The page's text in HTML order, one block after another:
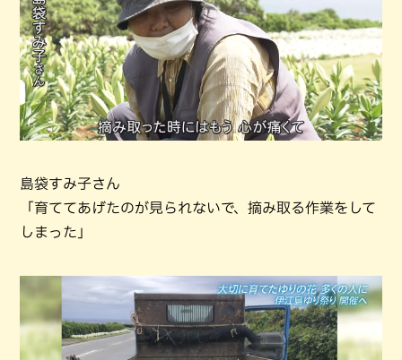
島袋すみ子さん
「育ててあげたのが見られないで、摘み取る作業をして
しまった」